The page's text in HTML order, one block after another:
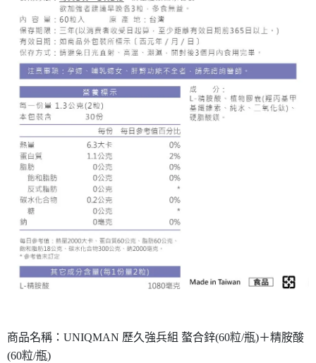
商品名稱：UNIQMAN 歷久強兵組 螯合鋅(60粒/瓶)＋精胺酸
(60粒/瓶)